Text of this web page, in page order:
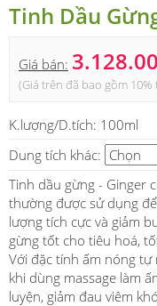
Tinh Dầu
Giá bán:
(Giá trên đã bao gồm 10%
K.lượng/D.tích: 100ml
Dung tích khác:
Tinh dầu gừng - Ginger
thường được sử dụng
lượng tích cực và giảm
gừng tốt cho tiêu hoá,
Với đặc tính ấm nóng
khi dùng massage làm
luyện, giảm đau viêm